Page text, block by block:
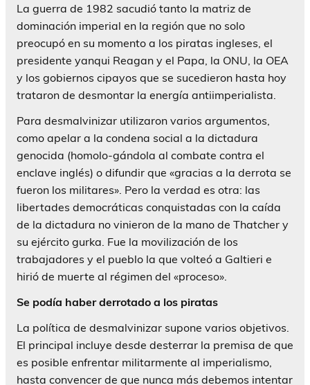
La guerra de 1982 sacudió tanto la matriz de
dominación imperial en la región que no solo
preocupó en su momento a los piratas ingleses, el
presidente yanqui Reagan y el Papa, la ONU, la OEA
y los gobiernos cipayos que se sucedieron hasta hoy
trataron de desmontar la energía antiimperialista.
Para desmalvinizar utilizaron varios argumentos,
como apelar a la condena social a la dictadura
genocida (homolo-gándola al combate contra el
enclave inglés) o difundir que «gracias a la derrota se
fueron los militares». Pero la verdad es otra: las
libertades democráticas conquistadas con la caída
de la dictadura no vinieron de la mano de Thatcher y
su ejército gurka. Fue la movilización de los
trabajadores y el pueblo la que volteó a Galtieri e
hirió de muerte al régimen del «proceso».
Se podía haber derrotado a los piratas
La política de desmalvinizar supone varios objetivos.
El principal incluye desde desterrar la premisa de que
es posible enfrentar militarmente al imperialismo,
hasta convencer de que nunca más debemos intentar